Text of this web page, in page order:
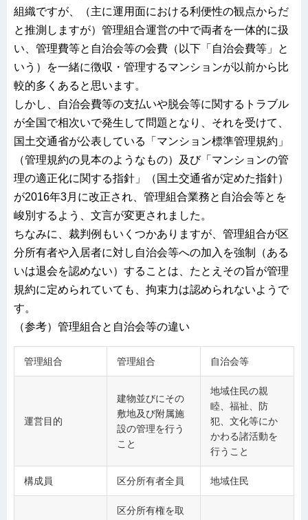
組織ですが、（主に運用面における利便性の観点からだ
と推測しますが）管理組合運営の中で両者を一体的に扱
い、管理費等と自治会等の会費（以下「自治会費等」と
いう）を一緒に徴収・管理するマンションが以前から比
較的多くあると思います。
しかし、自治会費等の支払いや脱会等に関するトラブル
が全国で相次いで発生して問題となり、それを受けて、
国土交通省が公表している「マンション標準管理規約」
（管理規約の見本のようなもの）及び「マンションの管
理の適正化に関する指針」（国土交通省が定めた指針）
が2016年3月に改正され、管理組合業務と自治会等とを
峻別するよう、文言が変更されました。
ちなみに、裁判例もいくつかありますが、管理組合が区
分所有者や入居者に対し自治会等への加入を強制（ある
いは退会を認めない）することは、たとえその旨が管理
規約に定められていても、拘束力は認められないようで
す。
（参考）管理組合と自治会等の違い
管理組合 管理組合 自治会等
運営目的
建物並びにその
敷地及び附属施
設の管理を行う
こと
地域住民の親
睦、福祉、防
犯、文化等にか
かわる諸活動を
行うこと
構成員 区分所有者全員 地域住民
区分所有権を取